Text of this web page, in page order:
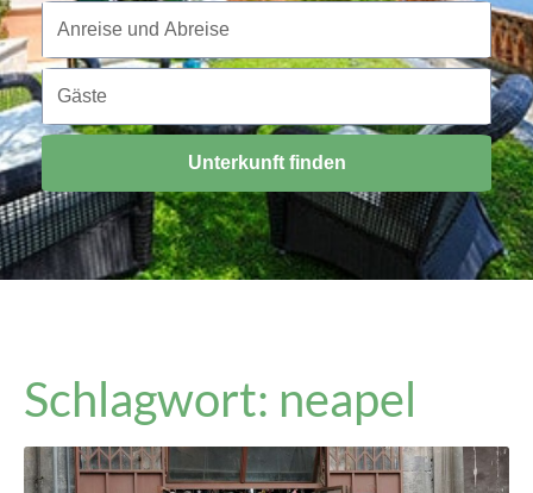
Reisezeitraum
Anreise und Abreise
Gäste
Gäste
Unterkunft finden
Schlagwort: neapel